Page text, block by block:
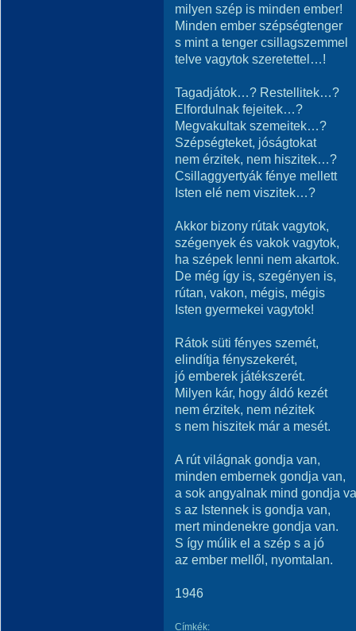
milyen szép is minden ember!
Minden ember szépségtenger
s mint a tenger csillagszemmel
telve vagytok szeretettel…!
Tagadjátok…? Restellitek…?
Elfordulnak fejeitek…?
Megvakultak szemeitek…?
Szépségteket, jóságtokat
nem érzitek, nem hiszitek…?
Csillaggyertyák fénye mellett
Isten elé nem viszitek…?
Akkor bizony rútak vagytok,
szégenyek és vakok vagytok,
ha szépek lenni nem akartok.
De még így is, szegényen is,
rútan, vakon, mégis, mégis
Isten gyermekei vagytok!
Rátok süti fényes szemét,
elindítja fényszekerét,
jó emberek játékszerét.
Milyen kár, hogy áldó kezét
nem érzitek, nem nézitek
s nem hiszitek már a mesét.
A rút világnak gondja van,
minden embernek gondja van,
a sok angyalnak mind gondja
s az Istennek is gondja van,
mert mindenekre gondja van.
S így múlik el a szép s a jó
az ember mellől, nyomtalan.
1946
Címkék: